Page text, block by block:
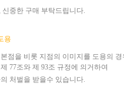
신중한 구매 부탁드립니다.
용
점을 비롯 지점의 이미지를 도용의 경
77조와 제 93조 규정에 의거하여
처벌을 받을수 있습니다.